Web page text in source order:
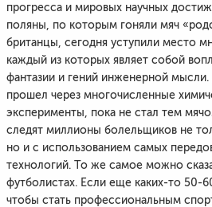
прогресса и мировых научных
поляны, по которым гоняли мяч
британцы, сегодня уступили место
каждый из которых являет собой
фантазии и гений инженерной
прошел через многочисленные
эксперименты, пока не стал тем
следят миллионы болельщиков не
но и с использованием самых
технологий. То же самое можно
футболистах. Если еще каких-то 50-
чтобы стать профессиональным